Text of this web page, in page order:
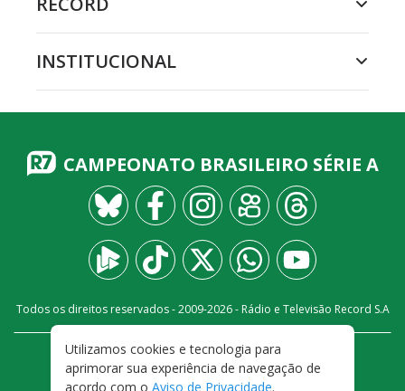
INSTITUCIONAL
CAMPEONATO BRASILEIRO SÉRIE A
Todos os direitos reservados - 2009-2026- Rádio e Televisão Record S.A
FALE CONOSCO
PRIVACIDADE
TERMOS E CONDIÇÕES DE USO
Utilizamos cookies e tecnologia para
aprimorar sua experiência de navegação de
acordo com o Aviso de Privacidade.